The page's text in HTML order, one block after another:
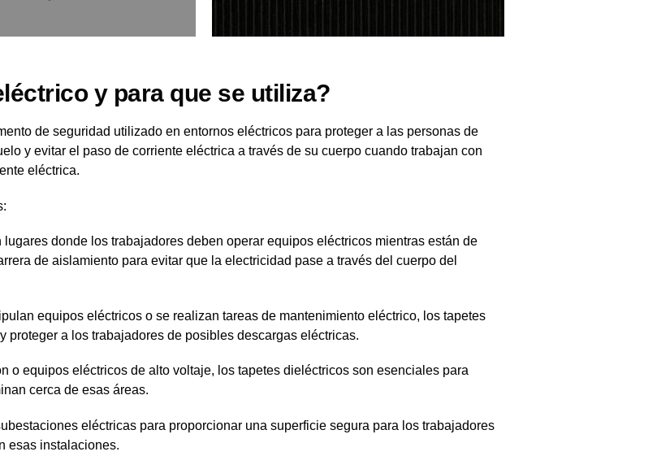
y para que se utiliza?
de seguridad utilizado en entornos eléctricos para proteger a las personas de
y evitar el paso de corriente eléctrica a través de su cuerpo cuando trabajan con
eléctrica.
donde los trabajadores deben operar equipos eléctricos mientras están de
de aislamiento para evitar que la electricidad pase a través del cuerpo del
equipos eléctricos o se realizan tareas de mantenimiento eléctrico, los tapetes
a los trabajadores de posibles descargas eléctricas.
o equipos eléctricos de alto voltaje, los tapetes dieléctricos son esenciales para
cerca de esas áreas.
eléctricas para proporcionar una superficie segura para los trabajadores
esas instalaciones.